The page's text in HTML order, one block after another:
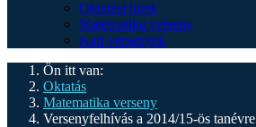
Oktatási hírek
Matematika verseny
Kari versenyek
Ön itt van:
Oktatás
Matematika verseny
Versenyfelhívás a 2014/15-ös tanévre